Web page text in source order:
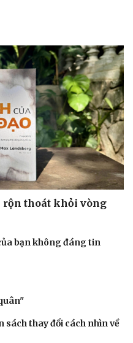
rộn thoát khỏi vòng
bạn không đáng tin
sách thay đổi cách nhìn về